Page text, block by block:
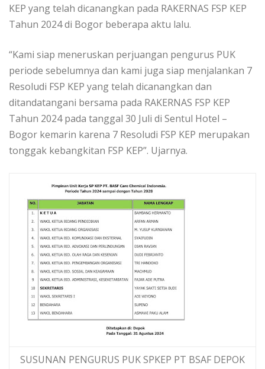
KEP yang telah dicanangkan pada RAKERNAS FSP KEP
Tahun 2024 di Bogor beberapa aktu lalu.
“Kami siap meneruskan perjuangan pengurus PUK
periode sebelumnya dan kami juga siap menjalankan 7
Resoludi FSP KEP yang telah dicanangkan dan
ditandatangani bersama pada RAKERNAS FSP KEP
Tahun 2024 pada tanggal 30 Juli di Sentul Hotel –
Bogor kemarin karena 7 Resoludi FSP KEP merupakan
tonggak kebangkitan FSP KEP”. Ujarnya.
SUSUNAN PENGURUS PUK SPKEP PT BSAF DEPOK